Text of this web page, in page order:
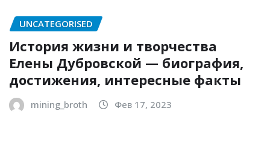
UNCATEGORISED
История жизни и творчества
Елены Дубровской — биография,
достижения, интересные факты
mining_broth Фев 17, 2023